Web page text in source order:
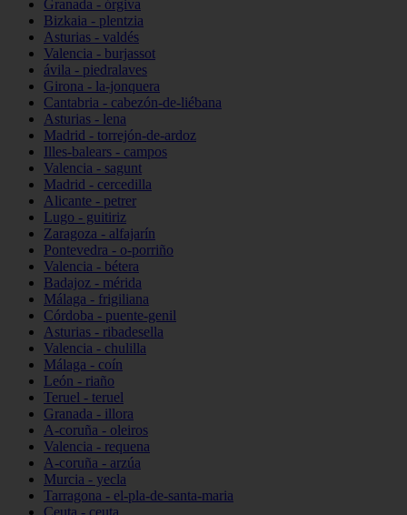
Granada - órgiva
Bizkaia - plentzia
Asturias - valdés
Valencia - burjassot
ávila - piedralaves
Girona - la-jonquera
Cantabria - cabezón-de-liébana
Asturias - lena
Madrid - torrejón-de-ardoz
Illes-balears - campos
Valencia - sagunt
Madrid - cercedilla
Alicante - petrer
Lugo - guitiriz
Zaragoza - alfajarín
Pontevedra - o-porriño
Valencia - bétera
Badajoz - mérida
Málaga - frigiliana
Córdoba - puente-genil
Asturias - ribadesella
Valencia - chulilla
Málaga - coín
León - riaño
Teruel - teruel
Granada - illora
A-coruña - oleiros
Valencia - requena
A-coruña - arzúa
Murcia - yecla
Tarragona - el-pla-de-santa-maria
Ceuta - ceuta